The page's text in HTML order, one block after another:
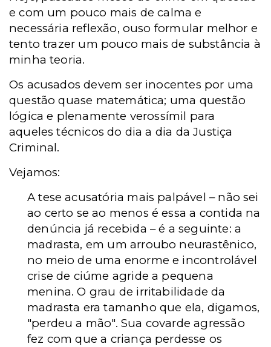
e com um pouco mais de calma e
necessária reflexão, ouso formular melhor e
tento trazer um pouco mais de substância à
minha teoria.
Os acusados devem ser inocentes por uma
questão quase matemática; uma questão
lógica e plenamente verossímil para
aqueles técnicos do dia a dia da Justiça
Criminal.
Vejamos:
A tese acusatória mais palpável – não sei
ao certo se ao menos é essa a contida na
denúncia já recebida – é a seguinte: a
madrasta, em um arroubo neurastênico,
no meio de uma enorme e incontrolável
crise de ciúme agride a pequena
menina. O grau de irritabilidade da
madrasta era tamanho que ela, digamos,
"perdeu a mão". Sua covarde agressão
fez com que a criança perdesse os